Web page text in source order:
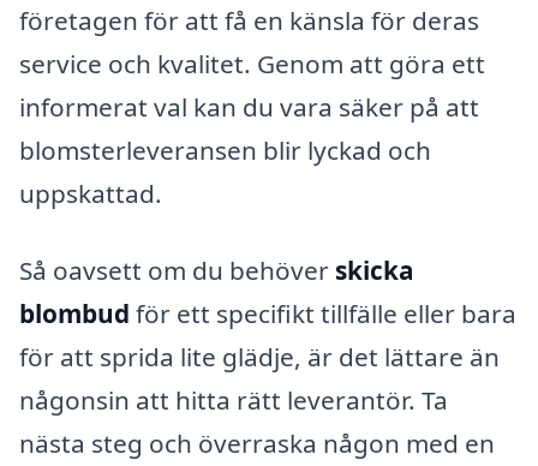
företagen för att få en känsla för deras
service och kvalitet. Genom att göra ett
informerat val kan du vara säker på att
blomsterleveransen blir lyckad och
uppskattad.
Så oavsett om du behöver skicka
blombud för ett specifikt tillfälle eller bara
för att sprida lite glädje, är det lättare än
någonsin att hitta rätt leverantör. Ta
nästa steg och överraska någon med en